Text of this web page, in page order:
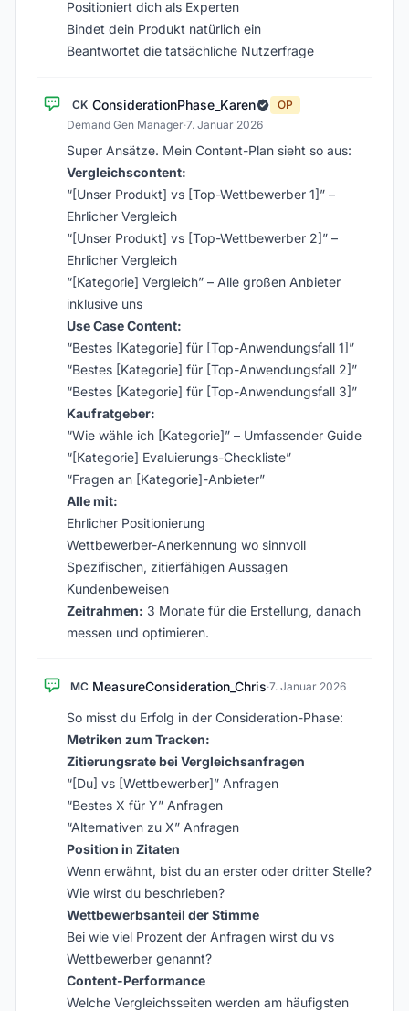
Positioniert dich als Experten
Bindet dein Produkt natürlich ein
Beantwortet die tatsächliche Nutzerfrage
CK ConsiderationPhase_Karen
OP
Demand Gen Manager·7. Januar 2026
Super Ansätze. Mein Content-Plan sieht so aus:
Vergleichscontent:
“[Unser Produkt] vs [Top-Wettbewerber 1]” –
Ehrlicher Vergleich
“[Unser Produkt] vs [Top-Wettbewerber 2]” –
Ehrlicher Vergleich
“[Kategorie] Vergleich” – Alle großen Anbieter
inklusive uns
Use Case Content:
“Bestes [Kategorie] für [Top-Anwendungsfall 1]”
“Bestes [Kategorie] für [Top-Anwendungsfall 2]”
“Bestes [Kategorie] für [Top-Anwendungsfall 3]”
Kaufratgeber:
“Wie wähle ich [Kategorie]” – Umfassender Guide
“[Kategorie] Evaluierungs-Checkliste”
“Fragen an [Kategorie]-Anbieter”
Alle mit:
Ehrlicher Positionierung
Wettbewerber-Anerkennung wo sinnvoll
Spezifischen, zitierfähigen Aussagen
Kundenbeweisen
Zeitrahmen: 3 Monate für die Erstellung, danach
messen und optimieren.
MC MeasureConsideration_Chris·7. Januar 2026
So misst du Erfolg in der Consideration-Phase:
Metriken zum Tracken:
Zitierungsrate bei Vergleichsanfragen
“[Du] vs [Wettbewerber]” Anfragen
“Bestes X für Y” Anfragen
“Alternativen zu X” Anfragen
Position in Zitaten
Wenn erwähnt, bist du an erster oder dritter Stelle?
Wie wirst du beschrieben?
Wettbewerbsanteil der Stimme
Bei wie viel Prozent der Anfragen wirst du vs
Wettbewerber genannt?
Content-Performance
Welche Vergleichsseiten werden am häufigsten